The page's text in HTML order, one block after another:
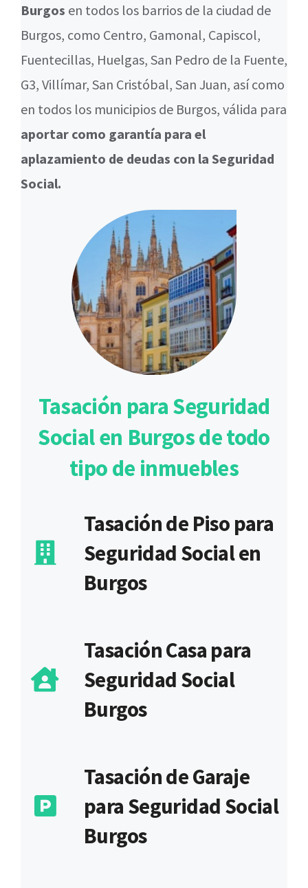
Burgos en todos los barrios de la ciudad de
Burgos, como Centro, Gamonal, Capiscol,
Fuentecillas, Huelgas, San Pedro de la Fuente,
G3, Villímar, San Cristóbal, San Juan, así como
en todos los municipios de Burgos, válida para
aportar como garantía para el
aplazamiento de deudas con la Seguridad
Social.
Tasación para Seguridad
Social en Burgos de todo
tipo de inmuebles
Tasación de Piso para
Seguridad Social en
Burgos
Tasación Casa para
Seguridad Social
Burgos
Tasación de Garaje
para Seguridad Social
Burgos